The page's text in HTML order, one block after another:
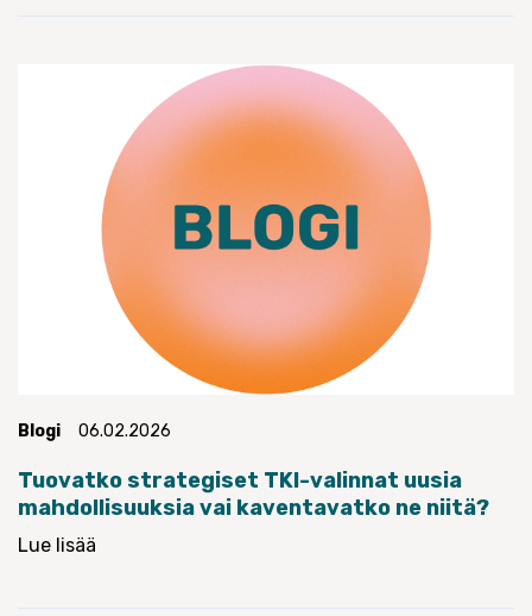
Blogi 06.02.2026
Tuovatko strategiset TKI-valinnat uusia
mahdollisuuksia vai kaventavatko ne niitä?
Lue lisää